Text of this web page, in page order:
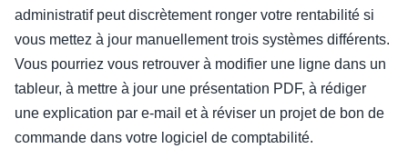
administratif peut discrètement ronger votre rentabilité si
vous mettez à jour manuellement trois systèmes différents.
Vous pourriez vous retrouver à modifier une ligne dans un
tableur, à mettre à jour une présentation PDF, à rédiger
une explication par e-mail et à réviser un projet de bon de
commande dans votre logiciel de comptabilité.